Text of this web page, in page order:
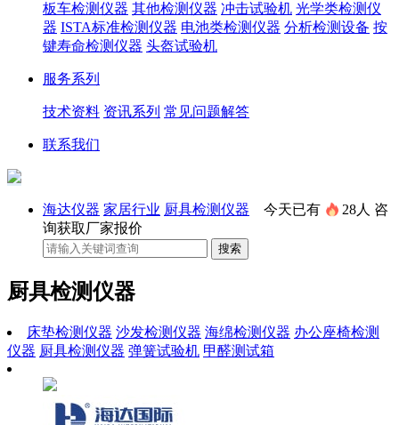
板车检测仪器 其他检测仪器 冲击试验机 光学类检测仪
器 ISTA标准检测仪器 电池类检测仪器 分析检测设备 按
键寿命检测仪器 头盔试验机
服务系列
技术资料 资讯系列 常见问题解答
联系我们
海达仪器 家居行业 厨具检测仪器 今天已有 28人 咨
询获取厂家报价
厨具检测仪器
床垫检测仪器 沙发检测仪器 海绵检测仪器 办公座椅检测
仪器 厨具检测仪器 弹簧试验机 甲醛测试箱